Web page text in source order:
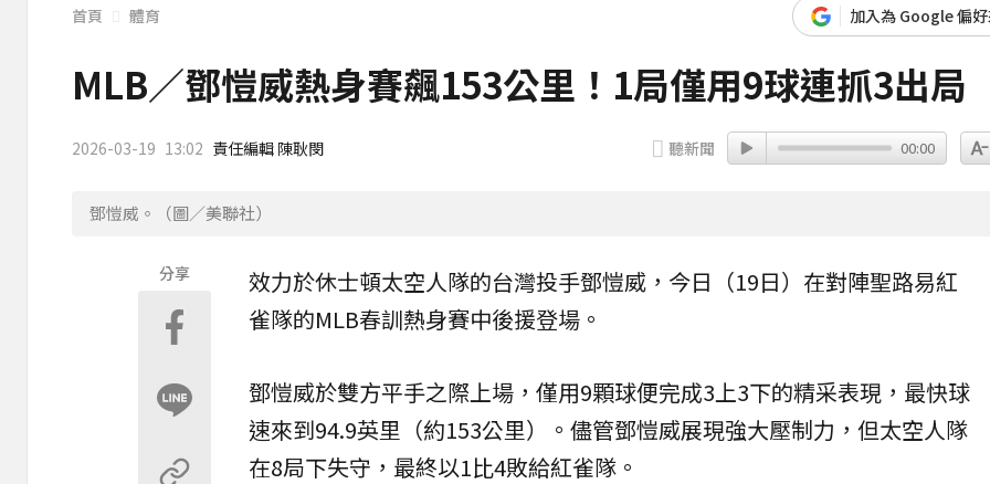
下載東森App，隨時掌握天下大小事！
新北割頸案近3年！受害少年姓名解禁公開 父心碎發聲
55分鐘前
首頁 體育 加入為 Google 偏
MLB／鄧愷威熱身賽飆153公里！1局僅用9球連抓3出局
2026-03-19 13:02 責任編輯 陳耿閔 聽新聞 00:00
鄧愷威。（圖／美聯社）
分享 效力於休士頓太空人隊的台灣投手鄧愷威 ，今日（19日）在對陣聖路易紅
雀隊的MLB春訓熱身賽中後援登場。
鄧愷威於雙方平手之際上場，僅用9顆球便完成3上3下的精采表現，最快球
速來到94.9英里（約153公里）。儘管鄧愷威展現強大壓制力，但太空人隊
在8局下失守，最終以1比4敗給紅雀隊。